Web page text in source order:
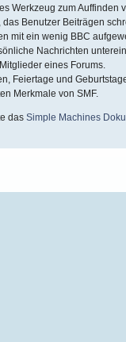
Werkzeug zum Auffinden
Benutzer Beiträgen
mit ein wenig BBC
Nachrichten
eines Forums.
Feiertage und
Merkmale von SMF.
dasSimple Machines